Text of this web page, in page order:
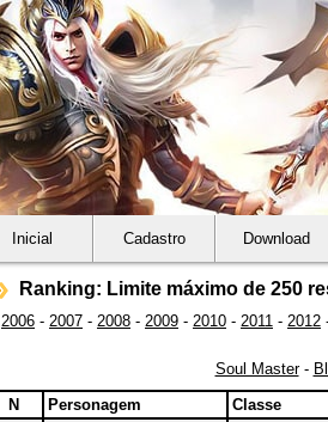
Inicial Cadastro Download
Ranking: Limite máximo de 250
2006 - 2007 - 2008 - 2009 - 2010 - 2011 - 2012
Soul Master-
N
Personagem Classe